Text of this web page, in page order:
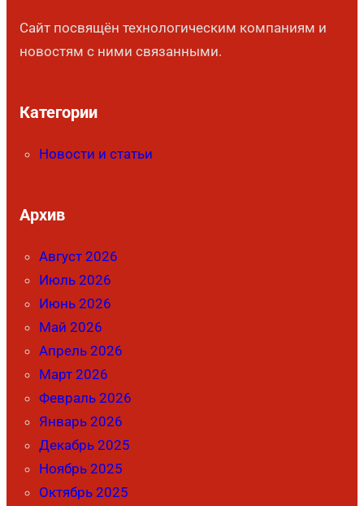
Сайт посвящён технологическим компаниям и
новостям с ними связанными.
Категории
Новости и статьи
Архив
Август 2026
Июль 2026
Июнь 2026
Май 2026
Апрель 2026
Март 2026
Февраль 2026
Январь 2026
Декабрь 2025
Ноябрь 2025
Октябрь 2025